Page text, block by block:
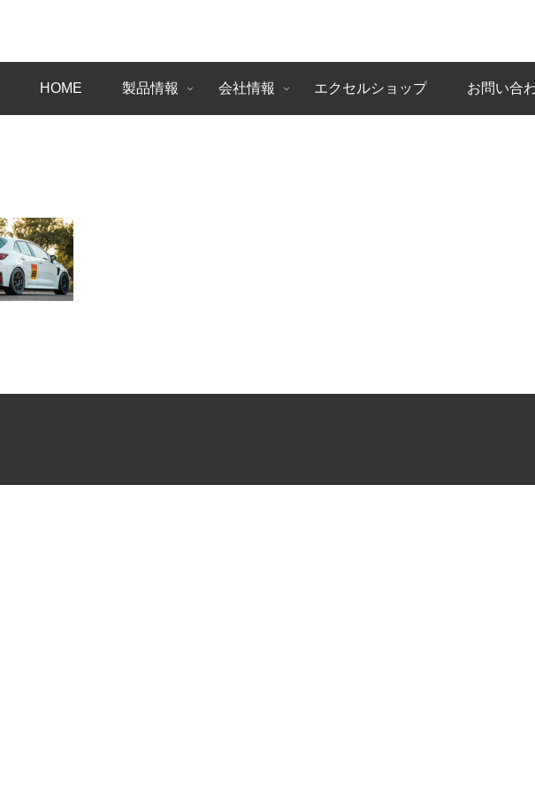
HOME 製品情報 会社情報 エクセルショップ お問い合